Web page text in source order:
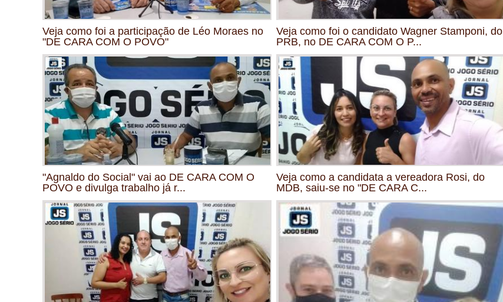
Veja como foi a participação de Léo Moraes no
"DE CARA COM O POVO"
Veja como foi o candidato Wagner Stamponi, do
PRB, no DE CARA COM O P...
"Agnaldo do Social" vai ao DE CARA COM O
POVO e divulga trabalho já r...
Veja como a candidata a vereadora Rosi, do
MDB, saiu-se no "DE CARA C...